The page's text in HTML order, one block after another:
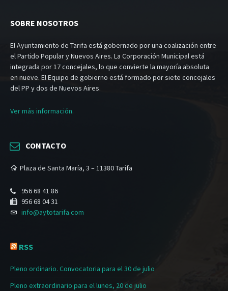
SOBRE NOSOTROS
El Ayuntamiento de Tarifa está gobernado por una coalización entre
el Partido Popular y Nuevos Aires. La Corporación Municipal está
integrada por 17 concejales, lo que convierte la mayoría absoluta
en nueve. El Equipo de gobierno está formado por siete concejales
del PP y dos de Nuevos Aires.
Ver más información.
CONTACTO
Plaza de Santa María, 3 – 11380 Tarifa
956 68 41 86
956 68 04 31
info@aytotarifa.com
RSS
Pleno ordinario. Convocatoria para el 30 de julio
Pleno extraordinario para el lunes, 20 de julio